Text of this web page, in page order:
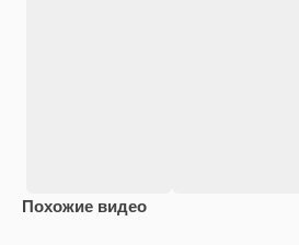
Похожие видео